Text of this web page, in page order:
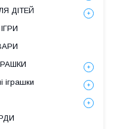
ДІТЕЙ
іграшки